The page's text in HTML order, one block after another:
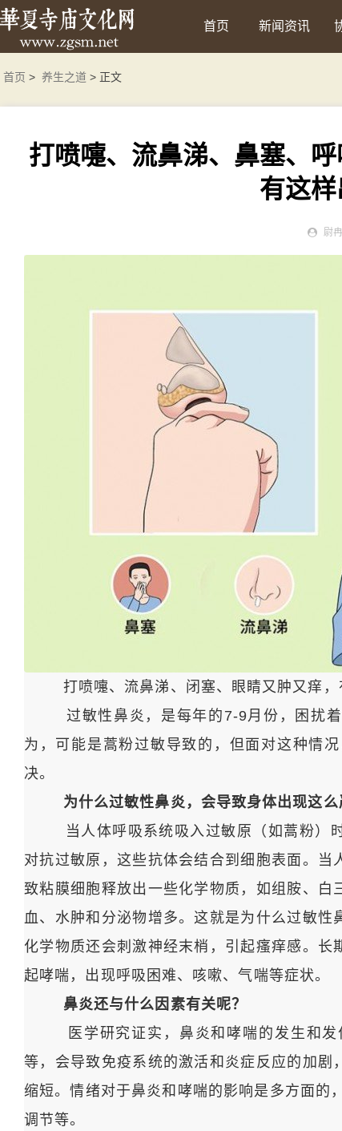
首页 新闻资讯
首页 > 养生之道 > 正文
打喷嚏、流鼻涕、鼻塞、
有这
尉冉
打喷嚏、流鼻涕、闭塞、眼睛又肿又痒，
过敏性鼻炎，是每年的7-9月份，困扰着
为，可能是蒿粉过敏导致的，但面对这种情
决。
为什么过敏性鼻炎，会导致身体出现这么
当人体呼吸系统吸入过敏原（如蒿粉）时
对抗过敏原，这些抗体会结合到细胞表面。
致粘膜细胞释放出一些化学物质，如组胺、
血、水肿和分泌物增多。这就是为什么过敏
化学物质还会刺激神经末梢，引起瘙痒感。长
起哮喘，出现呼吸困难、咳嗽、气喘等症状。
鼻炎还与什么因素有关呢？
医学研究证实，鼻炎和哮喘的发生和发
等，会导致免疫系统的激活和炎症反应的加
缩短。情绪对于鼻炎和哮喘的影响是多方面的
调节等。